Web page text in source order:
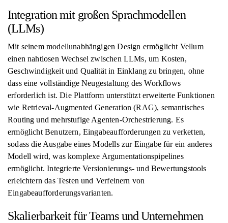
Integration mit großen Sprachmodellen
(LLMs)
Mit seinem modellunabhängigen Design ermöglicht Vellum
einen nahtlosen Wechsel zwischen LLMs, um Kosten,
Geschwindigkeit und Qualität in Einklang zu bringen, ohne
dass eine vollständige Neugestaltung des Workflows
erforderlich ist. Die Plattform unterstützt erweiterte Funktionen
wie Retrieval-Augmented Generation (RAG), semantisches
Routing und mehrstufige Agenten-Orchestrierung. Es
ermöglicht Benutzern, Eingabeaufforderungen zu verketten,
sodass die Ausgabe eines Modells zur Eingabe für ein anderes
Modell wird, was komplexe Argumentationspipelines
ermöglicht. Integrierte Versionierungs- und Bewertungstools
erleichtern das Testen und Verfeinern von
Eingabeaufforderungsvarianten.
Skalierbarkeit für Teams und Unternehmen